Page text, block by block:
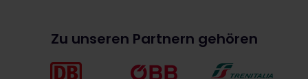
Zu unseren Partnern gehören